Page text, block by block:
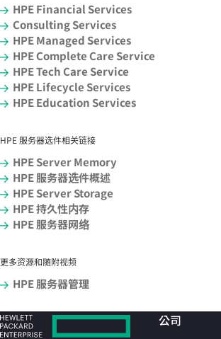
HPE Financial Services
Consulting Services
HPE Managed Services
HPE Complete Care Service
HPE Tech Care Service
HPE Lifecycle Services
HPE Education Services
HPE 服务器选件相关链接
HPE Server Memory
HPE 服务器选件概述
HPE Server Storage
HPE 持久性内存
HPE 服务器网络
更多资源和随附视频
HPE 服务器管理
公司